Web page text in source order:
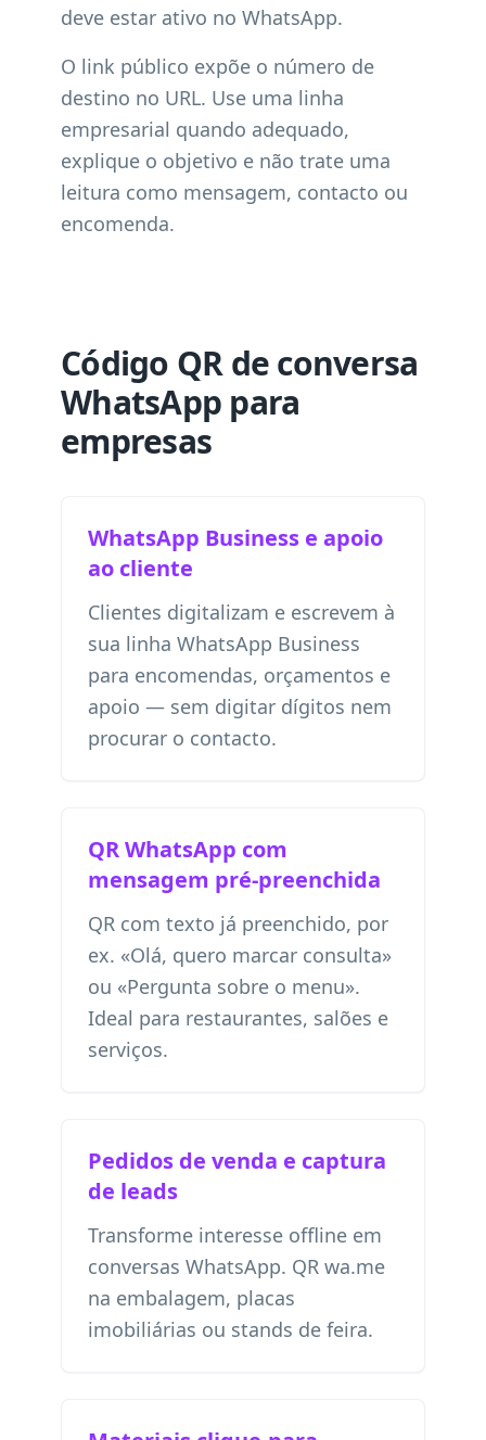
deve estar ativo no WhatsApp.
O link público expõe o número de
destino no URL. Use uma linha
empresarial quando adequado,
explique o objetivo e não trate uma
leitura como mensagem, contacto ou
encomenda.
Código QR de conversa
WhatsApp para
empresas
WhatsApp Business e apoio
ao cliente
Clientes digitalizam e escrevem à
sua linha WhatsApp Business
para encomendas, orçamentos e
apoio — sem digitar dígitos nem
procurar o contacto.
QR WhatsApp com
mensagem pré-preenchida
QR com texto já preenchido, por
ex. «Olá, quero marcar consulta»
ou «Pergunta sobre o menu».
Ideal para restaurantes, salões e
serviços.
Pedidos de venda e captura
de leads
Transforme interesse offline em
conversas WhatsApp. QR wa.me
na embalagem, placas
imobiliárias ou stands de feira.